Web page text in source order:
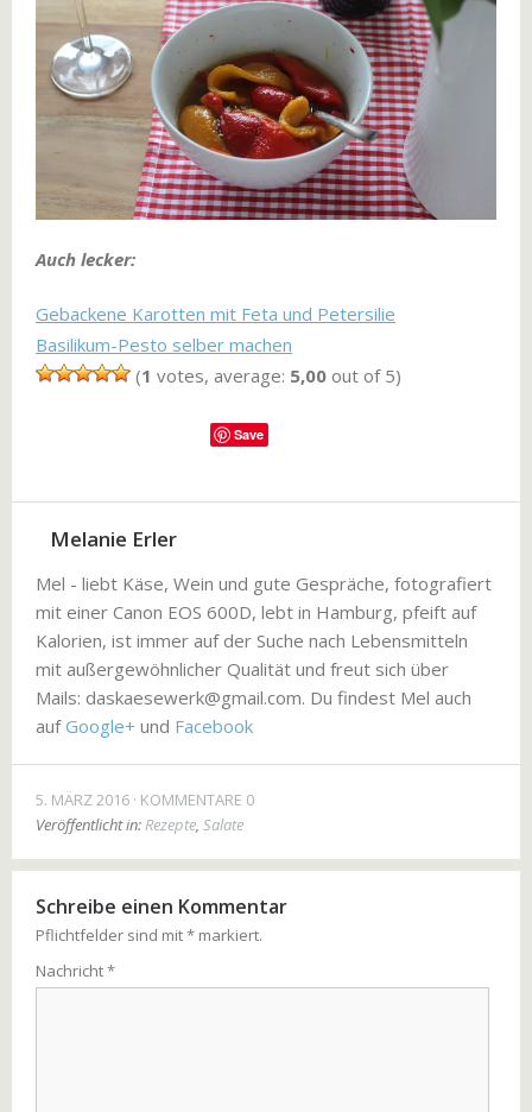
Auch lecker:
Gebackene Karotten mit Feta und Petersilie
Basilikum-Pesto selber machen
(1 votes, average: 5,00 out of 5)
Save
Melanie Erler
Mel - liebt Käse, Wein und gute Gespräche, fotografiert
mit einer Canon EOS 600D, lebt in Hamburg, pfeift auf
Kalorien, ist immer auf der Suche nach Lebensmitteln
mit außergewöhnlicher Qualität und freut sich über
Mails: daskaesewerk@gmail.com. Du findest Mel auch
aufGoogle+ und Facebook
5. MÄRZ 2016 KOMMENTARE 0
Veröffentlicht in:Rezepte, Salate
Schreibe einen Kommentar
Pflichtfelder sind mit* markiert.
Nachricht*